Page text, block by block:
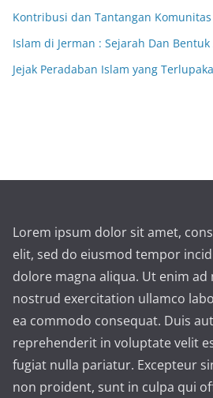
Kontribusi dan Tantangan
Islam di Jerman : Sejarah Dan
Jejak Peradaban Islam yang
Lorem ipsum dolor sit amet,
elit, sed do eiusmod tempor
dolore magna aliqua. Ut enim ad
nostrud exercitation ullamco
ea commodo consequat. Duis
reprehenderit in voluptate velit
fugiat nulla pariatur. Excepteur
non proident, sunt in culpa qui